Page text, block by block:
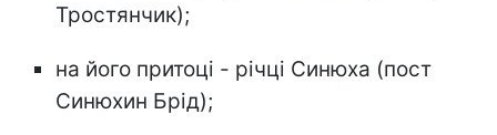
Тростянчик);
на його притоці - річці Синюха (пост
Синюхин Брід);